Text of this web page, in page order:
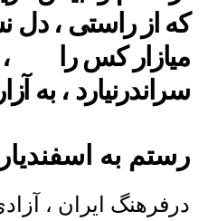
که از راستی ، دل
میازار کس را ،
سراندرنیارد ، به
رستم به
درفرهنگ ایران ،